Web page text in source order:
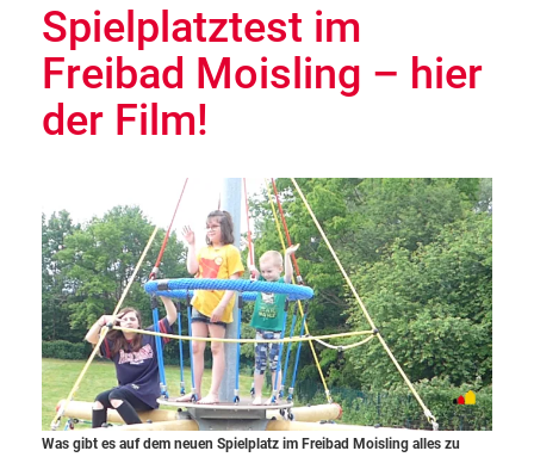
Spielplatztest im
Freibad Moisling – hier
der Film!
Was gibt es auf dem neuen Spielplatz im Freibad Moisling alles zu